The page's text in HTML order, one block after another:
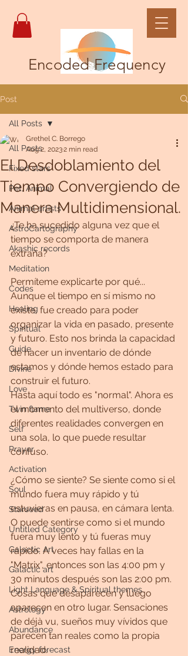
Encoded Frequency
Post
All Posts
Fixed stars
Pet, Animal
Animal artists
AstroCartography
Akashic records
Meditation
Codes
Healing
Spiritual
Guide
Divine
Love
Twin flame
Self
Prayer
Activation
Soul
Starseed
Untitled Category
Galactic Art
Galactic art
Light Language & Spiritual themes.
Astrology
Abundance
Energy forecast
All Posts
El Desdoblamiento del
Tiempo Convergiendo de
Manera Multidimensional.
Grethel C. Borrego
Aug 2, 20232 min read
¿Te ha sucedido alguna vez que el
tiempo se comporta de manera
extraña?
Permíteme explicarte por qué...
Aunque el tiempo en sí mismo no
existe, fue creado para poder
organizar la vida en pasado, presente
y futuro. Esto nos brinda la capacidad
de hacer un inventario de dónde
estamos y dónde hemos estado para
construir el futuro.
Hasta aquí todo es "normal". Ahora es
el momento del multiverso, donde
diferentes realidades convergen en
una sola, lo que puede resultar
confuso.
¿Cómo se siente? Se siente como si el
mundo fuera muy rápido y tú
estuvieras en pausa, en cámara lenta.
O puede sentirse como si el mundo
fuera muy lento y tú fueras muy
rápido. A veces hay fallas en la
"Matrix", entonces son las 4:00 pm y
30 minutos después son las 2:00 pm.
Cosas que desaparecen y luego
aparecen en otro lugar. Sensaciones
de déjà vu, sueños muy vívidos que
parecen tan reales como la propia
realidad.